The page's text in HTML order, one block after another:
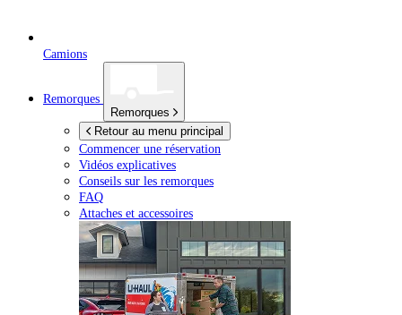
Camions
Remorques
Remorques
Retour au menu principal
Commencer une réservation
Vidéos explicatives
Conseils sur les remorques
FAQ
Attaches et accessoires